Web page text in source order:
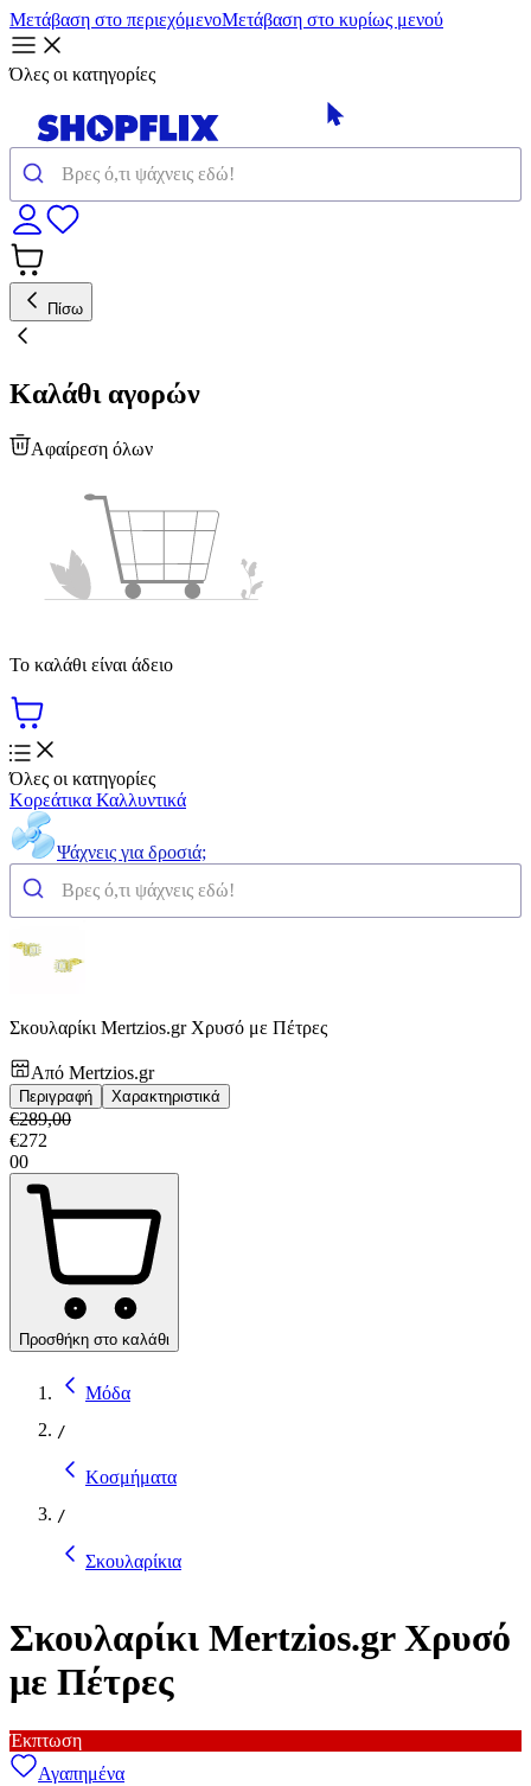
Μετάβαση στο περιεχόμενοΜετάβαση στο κυρίως μενού
Όλες οι κατηγορίες
Πίσω
Καλάθι αγορών
Αφαίρεση όλων
Το καλάθι είναι άδειο
Όλες οι κατηγορίες
Κορεάτικα Καλλυντικά
Ψάχνεις για δροσιά;
Σκουλαρίκι Mertzios.gr Χρυσό με Πέτρες
Από Mertzios.gr
Περιγραφή Χαρακτηριστικά
€289,00
€272
00
Προσθήκη στο καλάθι
Μόδα
/
Κοσμήματα
/
Σκουλαρίκια
Σκουλαρίκι Mertzios.gr Χρυσό
με Πέτρες
Έκπτωση
Αγαπημένα